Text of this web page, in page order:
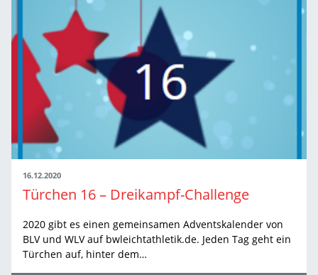
16.12.2020
Türchen 16 – Dreikampf-Challenge
2020 gibt es einen gemeinsamen Adventskalender von
BLV und WLV auf bwleichtathletik.de. Jeden Tag geht ein
Türchen auf, hinter dem…